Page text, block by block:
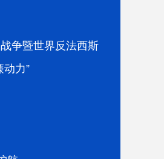
争暨世界反法西斯
力”